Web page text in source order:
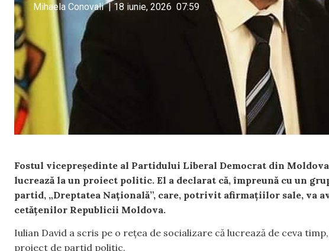
Mihaela Conovali | 18 iunie, 2026 07:59
Fostul vicepreședinte al Partidului Liberal Democrat din
lucrează la un proiect politic. El a declarat că, împreună cu un
partid, „Dreptatea Națională”, care, potrivit afirmațiilor sale, va
cetățenilor Republicii Moldova.
Iulian David a scris pe o rețea de socializare că lucrează de ceva
proiect de partid politic.